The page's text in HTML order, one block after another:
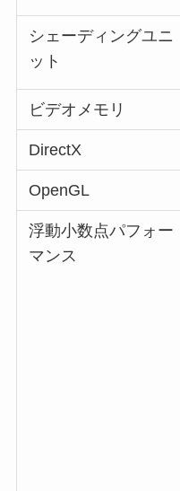
シェーディングユニ
ット
ビデオメモリ
DirectX
OpenGL
浮動小数点パフォー
マンス